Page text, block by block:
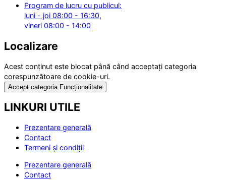
Program de lucru cu publicul:
luni - joi 08:00 - 16:30,
vineri 08:00 - 14:00
Localizare
Acest conținut este blocat până când acceptați categoria
corespunzătoare de cookie-uri.
Accept categoria Funcționalitate
LINKURI UTILE
Prezentare generală
Contact
Termeni și condiții
Prezentare generală
Contact